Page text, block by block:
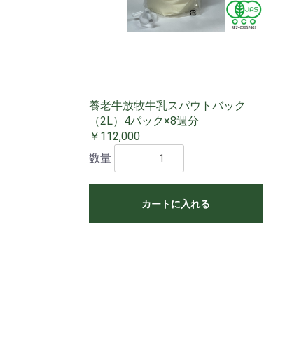
養老牛放牧牛乳スパウトバック
（2L）4パック×8週分
￥112,000
数量
カートに入れる